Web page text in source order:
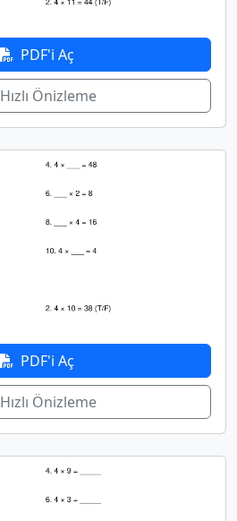
PDF'i Aç
Hızlı Önizleme
PDF'i Aç
Hızlı Önizleme